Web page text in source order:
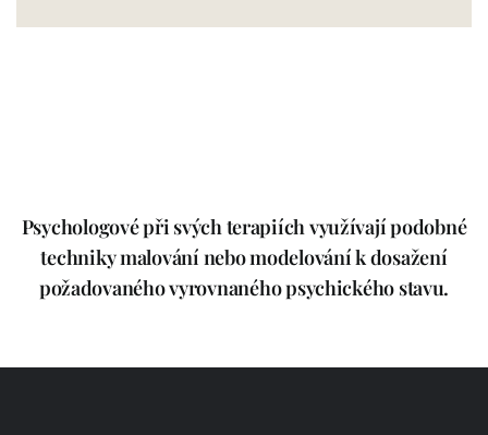
Psychologové při svých terapiích využívají podobné
techniky malování nebo modelování k dosažení
požadovaného vyrovnaného psychického stavu.